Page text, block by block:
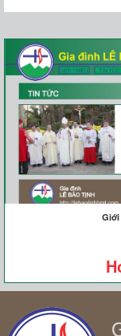
Giới